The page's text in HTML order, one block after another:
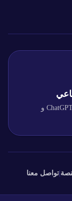
بيانات منظمة للحصول على إجابات دقيقة من ChatGPT و
تواصل معنا